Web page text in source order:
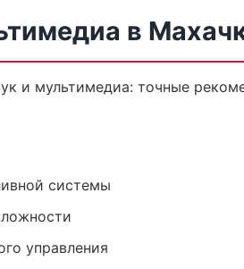
в
и мультимедиа: точные
системы
управления